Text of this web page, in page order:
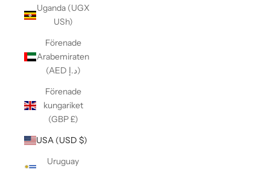
Uganda (UGX
USh)
Förenade
Arabemiraten
(AED د.إ)
Förenade
kungariket
(GBP £)
USA (USD $)
Uruguay